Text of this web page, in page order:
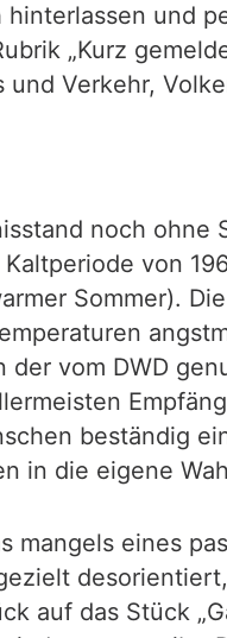
und
„Kurz
Verkehr,
noch ohne
von
Sommer).
vom DWD
beständig
in die eigene
mangels eines
auf das Stück